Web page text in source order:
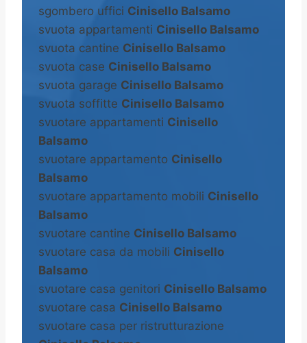
sgombero uffici Cinisello Balsamo
svuota appartamenti Cinisello Balsamo
svuota cantine Cinisello Balsamo
svuota case Cinisello Balsamo
svuota garage Cinisello Balsamo
svuota soffitte Cinisello Balsamo
svuotare appartamenti Cinisello
Balsamo
svuotare appartamento Cinisello
Balsamo
svuotare appartamento mobili Cinisello
Balsamo
svuotare cantine Cinisello Balsamo
svuotare casa da mobili Cinisello
Balsamo
svuotare casa genitori Cinisello Balsamo
svuotare casa Cinisello Balsamo
svuotare casa per ristrutturazione